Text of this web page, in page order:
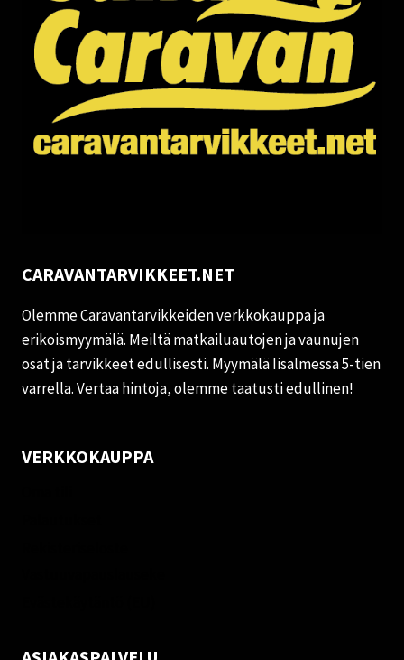
CARAVANTARVIKKEET.NET
Olemme Caravantarvikkeiden verkkokauppa ja
erikoismyymälä. Meiltä matkailuautojen ja vaunujen
osat ja tarvikkeet edullisesti. Myymälä Iisalmessa 5-tien
varrella. Vertaa hintoja, olemme taatusti edullinen!
VERKKOKAUPPA